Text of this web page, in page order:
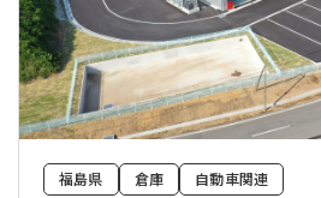
福島県 倉庫 自動車関連